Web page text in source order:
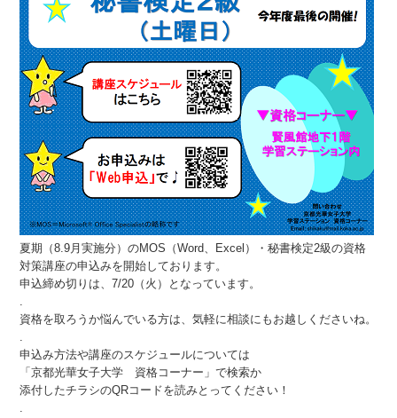
夏期（8.9月実施分）のMOS（Word、Excel）・秘書検定2級の資格
対策講座の申込みを開始しております。
申込締め切りは、7/20（火）となっています。
.
資格を取ろうか悩んでいる方は、気軽に相談にもお越しくださいね。
.
申込み方法や講座のスケジュールについては
「京都光華女子大学 資格コーナー」で検索か
添付したチラシのQRコードを読みとってください！
.